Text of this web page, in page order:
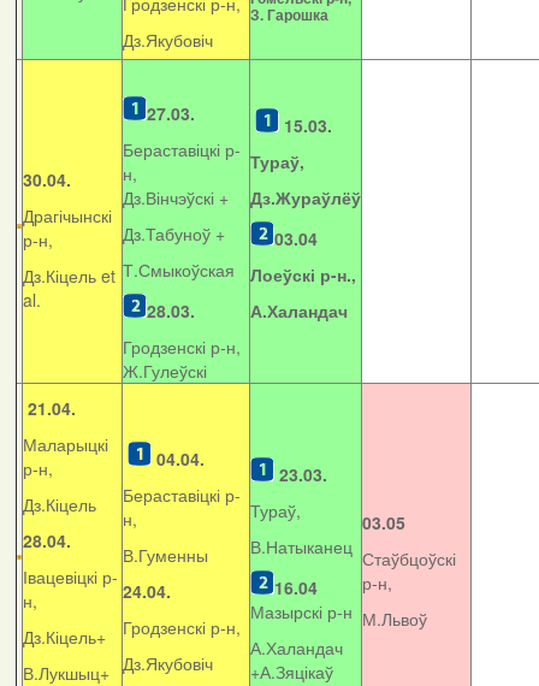
Дз.Якубовіч
З. Гарошка
30.04.
Драгічынскі
р-н,
Дз.Кіцель et
al.
27.03.
Бераставіцкі р-
н,
Дз.Вінчэўскі +
Дз.Табуноў +
Т.Смыкоўская
28.03.
Гродзенскі р-н,
Ж.Гулеўскі
15.03.
Тураў,
Дз.Жураўлёў
03.04
Лоеўскі р-н.,
А.Халандач
21.04.
Маларыцкі
р-н,
Дз.Кіцель
28.04.
Івацевіцкі р-
н,
Дз.Кіцель+
В.Лукшыц+
04.04.
Бераставіцкі р-
н,
В.Гуменны
24.04.
Гродзенскі р-н,
Дз.Якубовіч
23.03.
Тураў,
В.Натыканец
16.04
Мазырскі р-н
А.Халандач
+А.Зяцікаў
03.05
Стаўбцоўскі
р-н,
М.Львоў